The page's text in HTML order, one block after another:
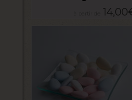
14,00